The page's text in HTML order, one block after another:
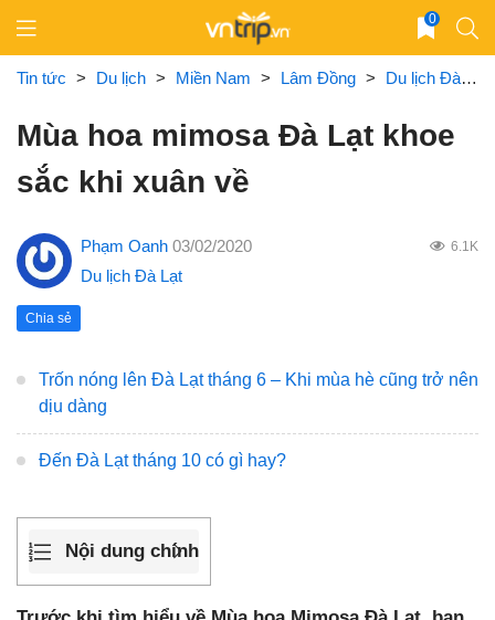
content
0
Tin tức > Du lịch > Miền Nam > Lâm Đồng > Du lịch Đà Lạt
Mùa hoa mimosa Đà Lạt khoe
sắc khi xuân về
Phạm Oanh 03/02/2020 6.1K
Du lịch Đà Lạt
Chia sẻ
Trốn nóng lên Đà Lạt tháng 6 – Khi mùa hè cũng trở nên
dịu dàng
Đến Đà Lạt tháng 10 có gì hay?
Nội dung chính